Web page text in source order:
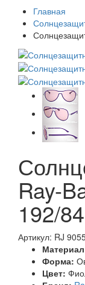
Главная
Ray-
192/84
Артикул: RJ
Форма:
Цвет: